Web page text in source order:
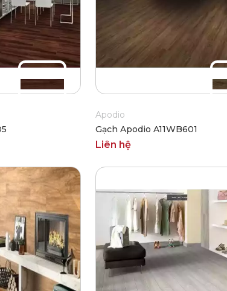
Apodio
Gạch Apodio A11WB601
Liên hệ